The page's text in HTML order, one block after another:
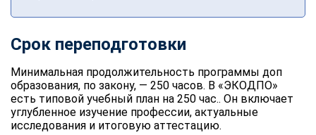
Срок переподготовки
Минимальная продолжительность программы доп
образования, по закону, — 250 часов. В «ЭКОДПО»
есть типовой учебный план на 250 час.. Он включает
углубленное изучение профессии, актуальные
исследования и итоговую аттестацию.